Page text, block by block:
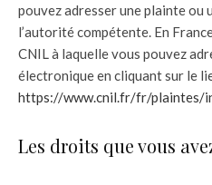
pouvez adresser une plainte ou
l’autorité compétente. En
CNIL à laquelle vous pouvez
électronique en cliquant sur le
https://www.cnil.fr/fr/plaintes/
Les droits que vous